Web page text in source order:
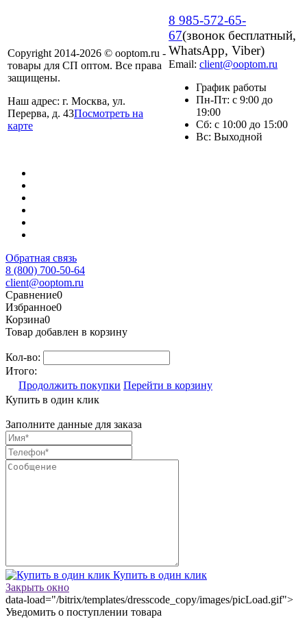
Copyright 2014-2026 © ooptom.ru -
товары для СП оптом. Все права
защищены.
Наш адрес: г. Москва, ул.
Перерва, д. 43Посмотреть на
карте
8 985-572-65-
67(звонок бесплатный,
WhatsApp, Viber)
Email: client@ooptom.ru
График работы
Пн-Пт: с 9:00 до
19:00
Сб: с 10:00 до 15:00
Вс: Выходной
Обратная связь
8 (800) 700-50-64
client@ooptom.ru
Сравнение0
Избранное0
Корзина0
Товар добавлен в корзину
Кол-во:
Итого:
Продолжить покупки Перейти в корзину
Купить в один клик
Заполните данные для заказа
Купить в один клик
Закрыть окно
data-load="/bitrix/templates/dresscode_copy/images/picLoad.gif">
Уведомить о поступлении товара